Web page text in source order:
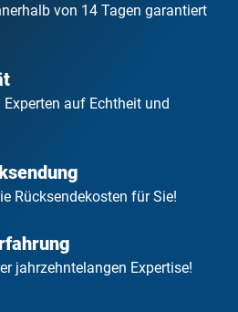
von 14 Tagen garantiert
auf Echtheit und
Rücksendekosten für Sie!
jahrzehntelangen Expertise!